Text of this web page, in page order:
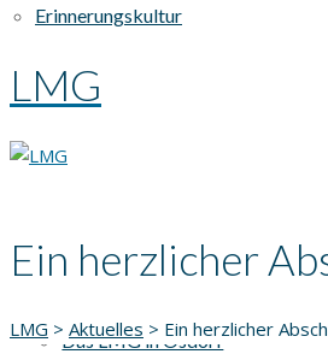
Erinnerungskultur
LMG
AKTUELLES
Das LMG in Osdorf
Ein herzlicher
LMG > Aktuelles > Ein herzlicher